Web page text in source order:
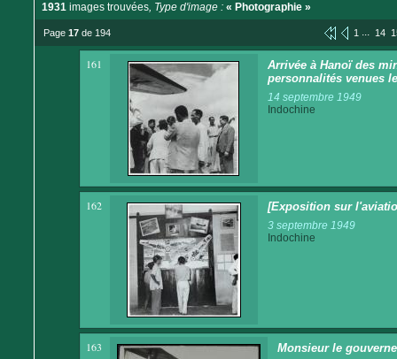
1931 images trouvées, Type d'image : « Photographie »
Page 17 de 194 1 ... 14
161
Arrivée à Hanoï des
personnalités venues
14 septembre 1949
Indochine
162 [Exposition sur
3 septembre 1949
Indochine
163 Monsieur le